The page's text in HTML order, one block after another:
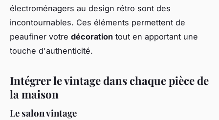
électroménagers au design rétro sont des
incontournables. Ces éléments permettent de
peaufiner votre décoration tout en apportant une
touche d'authenticité.
Intégrer le vintage dans chaque pièce de
la maison
Le salon vintage